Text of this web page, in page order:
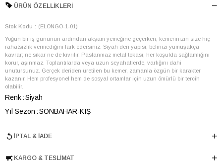
ÜRÜN ÖZELLIKLERI
Stok Kodu (ELONGO-1-01)
Yoğun bir iş gününün ardından akşam yemeğine geçerken, kemerinizin size hiç
rahatsızlık vermediğini fark edersiniz. Siyah deri yapısı, belinizi yumuşakça
kavrar; ne sıkar ne de kıvrılır. Paslanmaz metal tokası, her koşulda sağlamlığını
korur, aşınmaz. Toplantılarda veya uzun seyahatlerde, varlığını dahi
unutursunuz. Gerçek deriden üretilen bu kemer, zamanla özgün bir karakter
kazanır. Hem profesyonel hem de sosyal ortamlar için uzun ömürlü bir tercih
olabilir.
Renk Siyah
Yıl Sezon SONBAHAR-KIŞ
Cinsiyet ERKEK
İnek Derisi
İPTAL & İADE
KARGO & TESLIMAT